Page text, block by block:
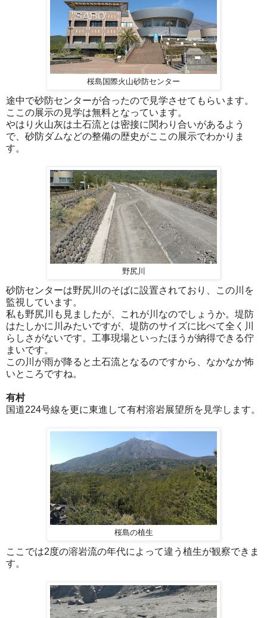
桜島国際火山砂防センター
途中で砂防センターが合ったので見学させてもらいます。
ここの展示の見学は無料となっています。
やはり火山灰は土石流とは密接に関わり合いがあるよう
で、砂防ダムなどの整備の歴史がここの展示でわかりま
す。
野尻川
砂防センターは野尻川のそばに設置されており、この川を
監視しています。
私も野尻川も見ましたが、これが川なのでしょうか。堤防
はたしかに川みたいですが、堤防のサイズに比べて全く川
らしさがないです。工事現場といったほうが納得できる佇
まいです。
この川が雨が降ると土石流となるのですから、なかなか怖
いところですね。
有村
国道224号線を更に東進して有村溶岩展望所を見学します。
桜島の植生
ここでは2度の溶岩流の年代によって違う植生が観察できま
す。